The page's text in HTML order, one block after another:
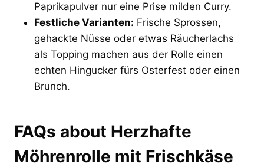
Paprikapulver nur eine Prise milden Curry.
Festliche Varianten: Frische Sprossen,
gehackte Nüsse oder etwas Räucherlachs
als Topping machen aus der Rolle einen
echten Hingucker fürs Osterfest oder einen
Brunch.
FAQs about Herzhafte
Möhrenrolle mit Frischkäse